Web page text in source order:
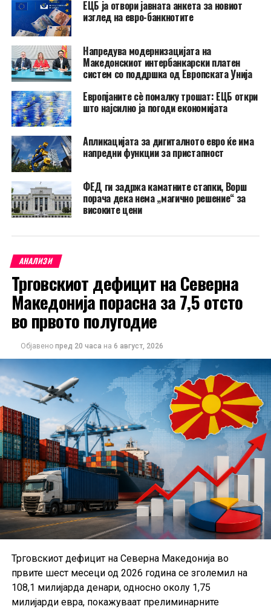
ЕЦБ ја отвори јавната анкета за новиот
изглед на евро-банкнотите
Напредува модернизацијата на
Македонскиот интербанкарски платен
систем со поддршка од Европската Унија
Европјаните сè помалку трошат: ЕЦБ откри
што најсилно ја погоди економијата
Апликацијата за дигиталното евро ќе има
напредни функции за пристапност
ФЕД ги задржа каматните стапки, Ворш
порача дека нема „магично решение“ за
високите цени
АНАЛИЗИ
Трговскиот дефицит на Северна
Македонија порасна за 7,5 отсто
во првото полугодие
Објавено пред 20 часа на 6 август, 2026
Трговскиот дефицит на Северна Македонија во
првите шест месеци од 2026 година се зголемил на
108,1 милијарда денари, односно околу 1,75
милијарди евра, покажуваат прелиминарните